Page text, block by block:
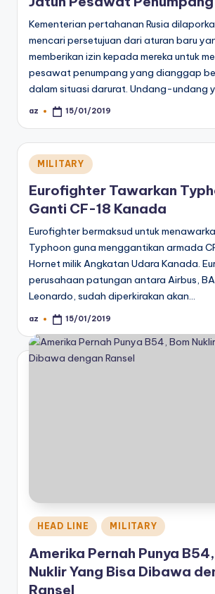
Kementerian pertahanan Rusia
mencari persetujuan dari aturan baru
memberikan izin kepada mereka untuk
pesawat penumpang yang dianggap
dalam situasi darurat. Undang-undang
Posted
az 15/01/2019
Posted
in
MILITARY
Eurofighter Tawarkan
Ganti CF-18 Kanada
Eurofighter bermaksud untuk
Typhoon guna menggantikan armada
Hornet milik Angkatan Udara Kanada.
perusahaan patungan antara Airbus,
Leonardo, sudah diperkirakan akan…
Posted
az 15/01/2019
Posted
in
HEAD LINE MILITARY
Amerika Pernah Punya
Nuklir Yang Bisa Dibawa
Ransel